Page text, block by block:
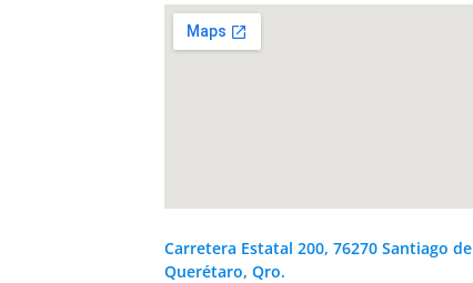
Carretera Estatal 200, 76270 Santiago de
Querétaro, Qro.